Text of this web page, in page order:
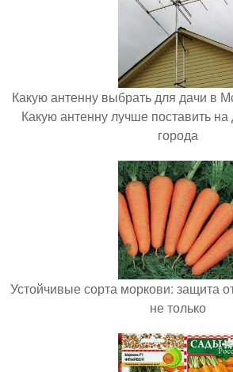
Какую антенну выбрать для дачи в
Какую антенну лучше поставить
города
Устойчивые сорта моркови: защита
не только